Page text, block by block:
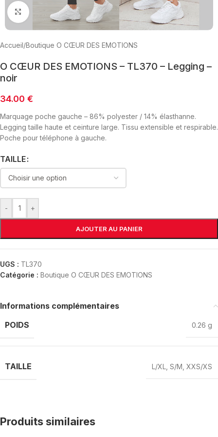
Click to enlarge
Accueil/Boutique O CŒUR DES EMOTIONS
O CŒUR DES EMOTIONS – TL370 – Legging –
noir
34.00 €
Marquage poche gauche – 86% polyester / 14% élasthanne.
Legging taille haute et ceinture large. Tissu extensible et respirable.
Poche pour téléphone à gauche.
TAILLE
- +
AJOUTER AU PANIER
UGS : TL370
Catégorie : Boutique O CŒUR DES EMOTIONS
Informations complémentaires
POIDS
0.26 g
TAILLE L/XL S/M XXS/XS
Produits similaires